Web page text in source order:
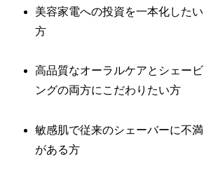
美容家電への投資を一本化したい
方
高品質なオーラルケアとシェービ
ングの両方にこだわりたい方
敏感肌で従来のシェーバーに不満
がある方